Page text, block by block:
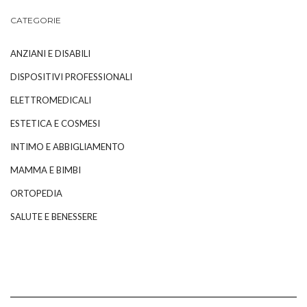
CATEGORIE
ANZIANI E DISABILI
DISPOSITIVI PROFESSIONALI
ELETTROMEDICALI
ESTETICA E COSMESI
INTIMO E ABBIGLIAMENTO
MAMMA E BIMBI
ORTOPEDIA
SALUTE E BENESSERE